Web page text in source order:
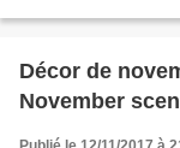
Décor de
November